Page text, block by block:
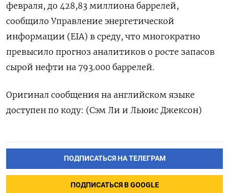
февраля, до 428,83 миллиона баррелей,
‌сообщило Управление энергетической
информации (EIA) в среду, что многократно
превысило ‌прогноз аналитиков о росте запасов
сырой нефти на 793.000 баррелей.
Оригинал ​сообщения на английском языке
доступен по ‌коду: (Сэм Ли и Льюис Джексон)
ПОДПИСАТЬСЯ НА ТЕЛЕГРАМ
ПОДПИСАТЬСЯ В GOOGLE